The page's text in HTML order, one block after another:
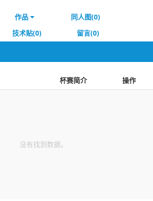
作品
同人图(0)
技术贴(0) 留言(0)
杯赛简介 操作
没有找到数据。